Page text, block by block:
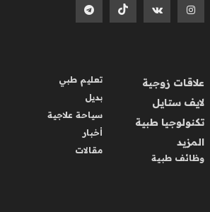
علاقات زوجية
لايف ستايل
تكنولوجيا طبية
المزيد
وظائف طبية
تعليم طبي
بديل
سياحة علاجية
أخبار
مقالات